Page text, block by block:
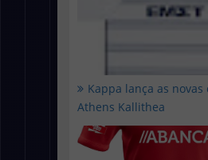
Kappa lança as novas
Athens Kallithea